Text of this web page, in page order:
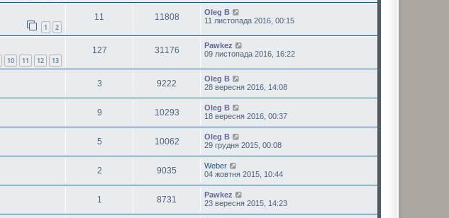
1 2
11 11808
Oleg B
11 листопада 2016, 00:15
10 11 12 13
127 31176
Pawkez
09 листопада 2016, 16:22
3 9222
Oleg B
28 вересня 2016, 14:08
9 10293
Oleg B
18 вересня 2016, 00:37
5 10062
Oleg B
29 грудня 2015, 00:08
2 9035
Weber
04 жовтня 2015, 10:44
1 8731
Pawkez
23 вересня 2015, 14:23